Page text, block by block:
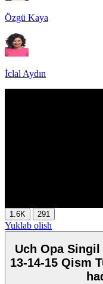
Özgü Kaya
İclal Aydın
1.6K 291
Yuklab olish
Uch Opa Singil
13-14-15 Qism